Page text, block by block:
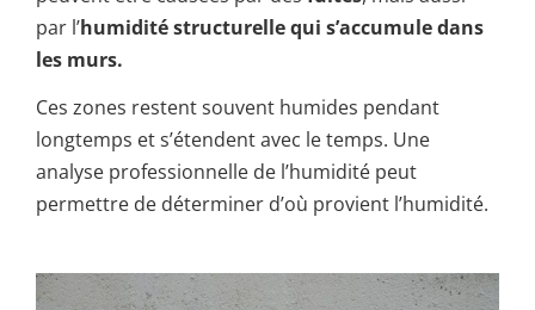
par l’humidité structurelle qui s’accumule dans
les murs.
Ces zones restent souvent humides pendant
longtemps et s’étendent avec le temps. Une
analyse professionnelle de l’humidité peut
permettre de déterminer d’où provient l’humidité.